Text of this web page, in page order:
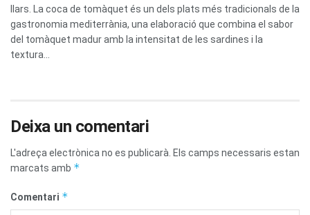
llars. La coca de tomàquet és un dels plats més tradicionals de la
gastronomia mediterrània, una elaboració que combina el sabor
del tomàquet madur amb la intensitat de les sardines i la
textura...
Deixa un comentari
L'adreça electrònica no es publicarà. Els camps necessaris estan
marcats amb *
Comentari *